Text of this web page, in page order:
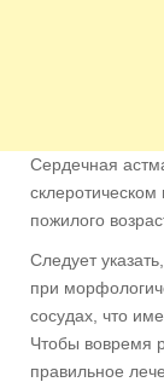
Сердечная
пожилого
Следует
при
сосудах, что
Чтобы вовремя
правильное